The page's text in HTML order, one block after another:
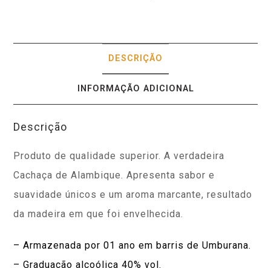
DESCRIÇÃO
INFORMAÇÃO ADICIONAL
Descrição
Produto de qualidade superior. A verdadeira
Cachaça de Alambique. Apresenta sabor e
suavidade únicos e um aroma marcante, resultado
da madeira em que foi envelhecida.
– Armazenada por 01 ano em barris de Umburana.
– Graduação alcoólica 40% vol.